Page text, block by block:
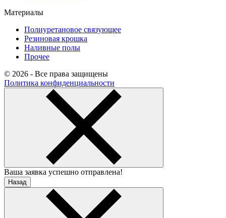
Материалы
Полиуретановое связующее
Резиновая крошка
Наливные полы
Прочее
© 2026 - Все права защищены
Политика конфиденциальности
Ваша заявка успешно отправлена!
Назад